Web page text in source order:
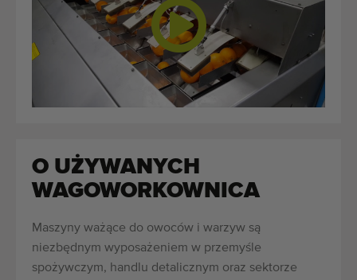
O UŻYWANYCH
WAGOWORKOWNICA
Maszyny ważące do owoców i warzyw są
niezbędnym wyposażeniem w przemyśle
spożywczym, handlu detalicznym oraz sektorze